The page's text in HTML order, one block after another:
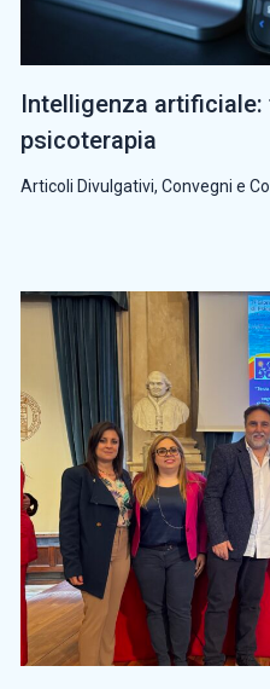
Intelligenza artificiale:
psicoterapia
Articoli Divulgativi, Convegni e